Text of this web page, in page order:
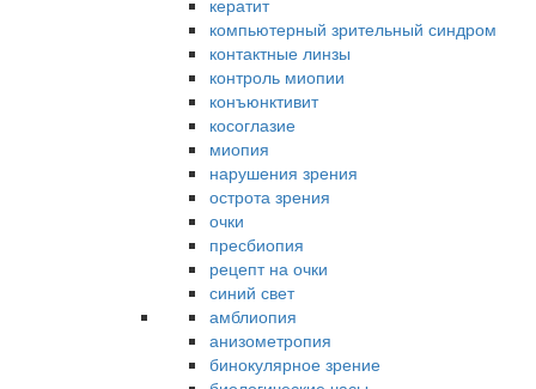
кератит
компьютерный зрительный синдром
контактные линзы
контроль миопии
конъюнктивит
косоглазие
миопия
нарушения зрения
острота зрения
очки
пресбиопия
рецепт на очки
синий свет
амблиопия
анизометропия
бинокулярное зрение